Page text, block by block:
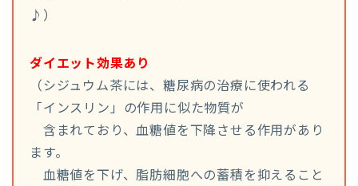
♪）
ダイエット効果あり
（シジュウム茶には、糖尿病の治療に使われる
「インスリン」の作用に似た物質が
含まれており、血糖値を下降させる作用があり
ます。
血糖値を下げ、脂肪細胞への蓄積を抑えること